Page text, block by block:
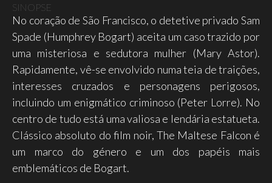
SINOPSE
No coração de São Francisco, o detetive privado Sam
Spade (Humphrey Bogart) aceita um caso trazido por
uma misteriosa e sedutora mulher (Mary Astor).
Rapidamente, vê-se envolvido numa teia de traições,
interesses cruzados e personagens perigosos,
incluindo um enigmático criminoso (Peter Lorre). No
centro de tudo está uma valiosa e lendária estatueta.
Clássico absoluto do film noir, The Maltese Falcon é
um marco do género e um dos papéis mais
emblemáticos de Bogart.